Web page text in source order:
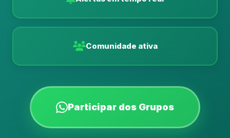
Comunidade ativa
Participar dos Grupos